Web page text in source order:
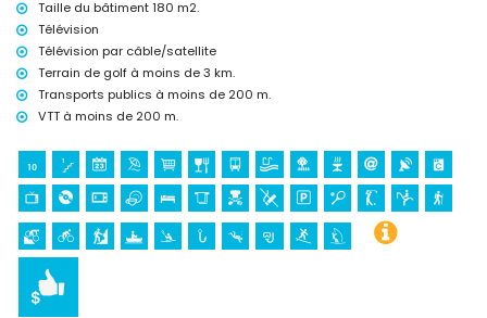
Taille du bâtiment 180 m2.
Télévision
Télévision par câble/satellite
Terrain de golf à moins de 3 km.
Transports publics à moins de 200 m.
VTT à moins de 200 m.